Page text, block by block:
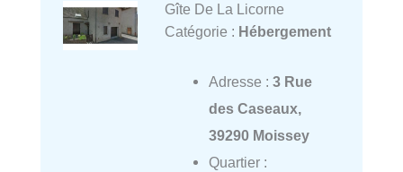
Gîte De La Licorne
Catégorie : Hébergement
Adresse : 3 Rue
des Caseaux,
39290 Moissey
Quartier :